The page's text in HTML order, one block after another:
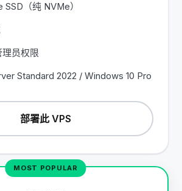
SSD（纯 NVMe）
员权限
Standard 2022 / Windows 10 Pro
部署此 VPS